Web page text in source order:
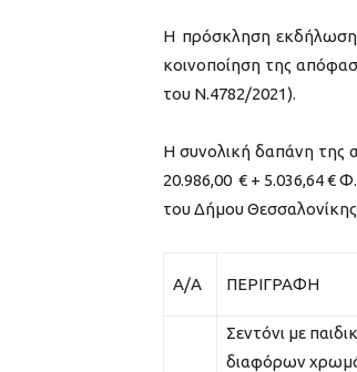
Η πρόσκληση
κοινοποίηση της
του Ν.4782/2021).
Η συνολική δαπάνη της
20.986,00 € + 5.036,64 €
του Δήμου
Α/Α ΠΕΡΙΓΡΑΦΗ
Σεντόνι με
διαφόρων